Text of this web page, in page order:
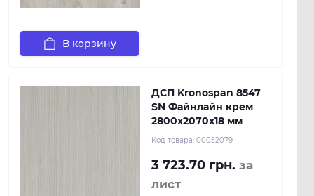
В корзину
ДСП Kronospan 8547
SN Файнлайн крем
2800x2070x18 мм
Код товара: 00052079
3 723.70 грн. за
лист